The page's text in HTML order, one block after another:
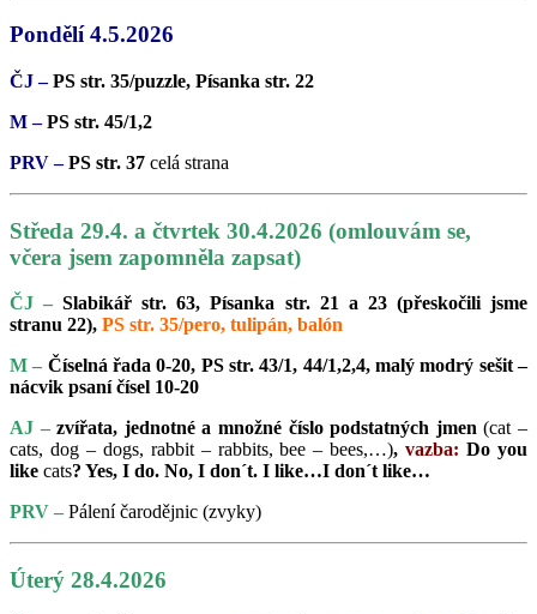
Pondělí 4.5.2026
ČJ –PS str. 35/puzzle, Písanka str. 22
M –PS str. 45/1,2
PRV –PS str. 37 celá strana
Středa 29.4. a čtvrtek 30.4.2026 (omlouvám se,
včera jsem zapomněla zapsat)
ČJ –Slabikář str. 63, Písanka str. 21 a 23 (přeskočili jsme
stranu 22), PS str. 35/pero, tulipán, balón
M – Číselná řada 0-20, PS str. 43/1, 44/1,2,4, malý modrý sešit –
nácvik psaní čísel 10-20
AJ –zvířata, jednotné a množné číslo podstatných jmen(cat –
cats, dog – dogs, rabbit – rabbits, bee – bees,…),vazba: Do you
like cats? Yes, I do. No, I don´t. I like…I don´t like…
PRV – Pálení čarodějnic (zvyky)
Úterý 28.4.2026